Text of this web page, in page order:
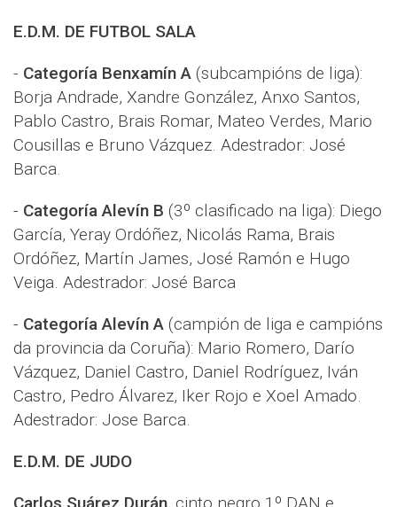
E.D.M. DE FUTBOL SALA
- Categoría Benxamín A (subcampións de liga):
Borja Andrade, Xandre González, Anxo Santos,
Pablo Castro, Brais Romar, Mateo Verdes, Mario
Cousillas e Bruno Vázquez. Adestrador: José
Barca.
- Categoría Alevín B (3º clasificado na liga): Diego
García, Yeray Ordóñez, Nicolás Rama, Brais
Ordóñez, Martín James, José Ramón e Hugo
Veiga. Adestrador: José Barca
- Categoría Alevín A (campión de liga e campións
da provincia da Coruña): Mario Romero, Darío
Vázquez, Daniel Castro, Daniel Rodríguez, Iván
Castro, Pedro Álvarez, Iker Rojo e Xoel Amado.
Adestrador: Jose Barca.
E.D.M. DE JUDO